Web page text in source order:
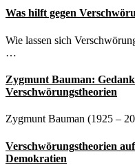
Was hilft gegen
Wie lassen sich
…
Zygmunt Bauman:
Verschwörungstheorien
Zygmunt Bauman (1925 –
Verschwörungstheorien
Demokratien